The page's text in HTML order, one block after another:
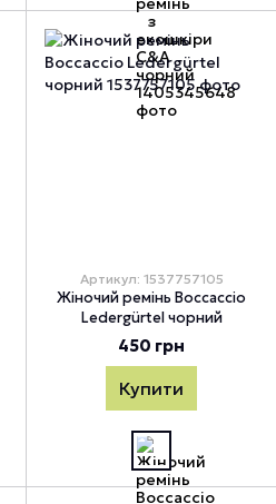
Артикул: 1537757105
Жіночий ремінь Boccaccio
Ledergürtel чорний
450 грн
Купити